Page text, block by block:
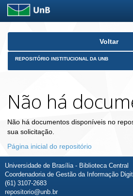
Skip
Voltar
REPOSITÓRIO INSTITUCIONAL DA UNB
Não há
Não há documentos disponíveis no
sua solicitação.
Página inicial do repositório
Universidade de Brasília - Biblioteca Central
Coordenadoria de Gestão da Informação
(61) 3107-2683
repositorio@unb.br